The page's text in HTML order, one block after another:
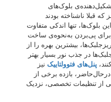
بلوک‌های
قبلا ناشناخته بودند
بلوک‌ها، تنها اندکی متفاوت
برای پی‌بردن به‌نحوه‌ی ساخت
بیشترین بهره را از
در جذب نور بسیار بهتر
پنل‌های فتوولتاییک نیز
بازده برخی از
از تنظیمات تخصصی، نزدیک